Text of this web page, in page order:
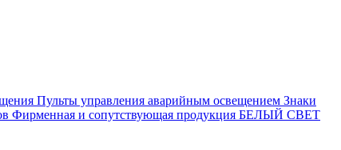
Пульты управления аварийным освещением Знаки
Фирменная и сопутствующая продукция БЕЛЫЙ СВЕТ